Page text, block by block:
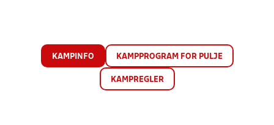
KAMPINFO KAMPPROGRAM FOR PULJE
KAMPREGLER